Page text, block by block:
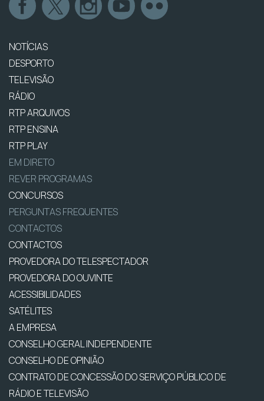
NOTÍCIAS
DESPORTO
TELEVISÃO
RÁDIO
RTP ARQUIVOS
RTP ENSINA
RTP PLAY
EM DIRETO
REVER PROGRAMAS
CONCURSOS
PERGUNTAS FREQUENTES
CONTACTOS
CONTACTOS
PROVEDORA DO TELESPECTADOR
PROVEDORA DO OUVINTE
ACESSIBILIDADES
SATÉLITES
A EMPRESA
CONSELHO GERAL INDEPENDENTE
CONSELHO DE OPINIÃO
CONTRATO DE CONCESSÃO DO SERVIÇO PÚBLICO DE
RÁDIO E TELEVISÃO